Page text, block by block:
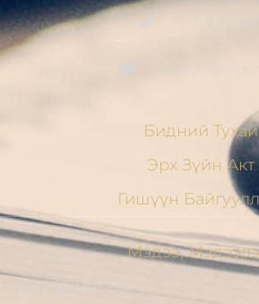
Бидний Тухай
Эрх Зүйн Акт
Гишүүн
Мэдээ,
МЭНДЧИЛГЭЭ